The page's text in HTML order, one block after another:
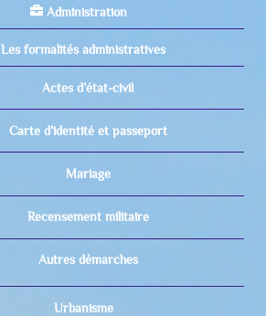
Administration
Les formalités administratives
Actes d’état-civil
Carte d’identité et passeport
Mariage
Recensement militaire
Autres démarches
Urbanisme